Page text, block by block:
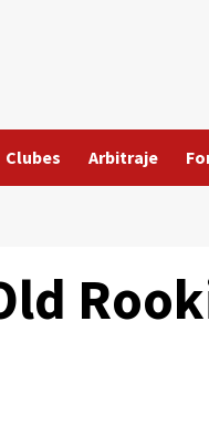
Clubes Arbitraje